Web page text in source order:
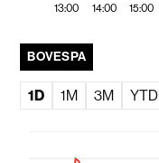
13:00 14:00 15:00
BOVESPA
1D 1M 3M YTD